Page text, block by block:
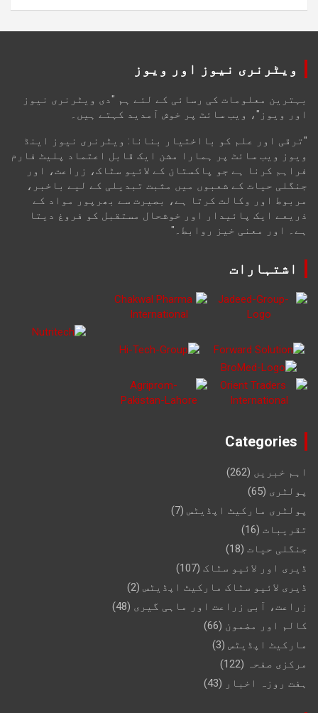
ویٹرنری نیوز اور ویوز
بہترین معلومات کی رسائی کے لئے ہم "دی ویٹرنری نیوز
اور ویوز"، ویب سائٹ پر خوش آمدید کہتے ہیں۔
"ترقی اور علم کو بااختیار بنانا: ویٹرنری نیوز اینڈ
ویوز ویب سائٹ پر ہمارا مشن ایک قابل اعتماد پلیٹ فارم
فراہم کرنا ہے جو پاکستان کے لائیو سٹاک، زراعت، اور
جنگلی حیات کے شعبوں میں مثبت تبدیلی کے لیے باخبر،
مربوط اور وکالت کرتا ہے، بصیرت سے بھرپور مواد کے
ذریعے ایک پائیدار اور خوشحال مستقبل کو فروغ دیتا
ہے۔ اور معنی خیز روابط۔"
اشتہارات
Categories
اہم خبریں (262)
پولٹری (65)
پولٹری مارکیٹ اپڈیٹس (7)
تقریبات (16)
جنگلی حیات (18)
ڈیری اور لائیو سٹاک (107)
ڈیری لائیو سٹاک مارکیٹ اپڈیٹس (2)
زراعت، آبی زراعت اور ماہی گیری (48)
کالم اور مضمون (66)
مارکیٹ اپڈیٹس (3)
مرکزی صفحہ (122)
ہفت روزہ اخبار (43)